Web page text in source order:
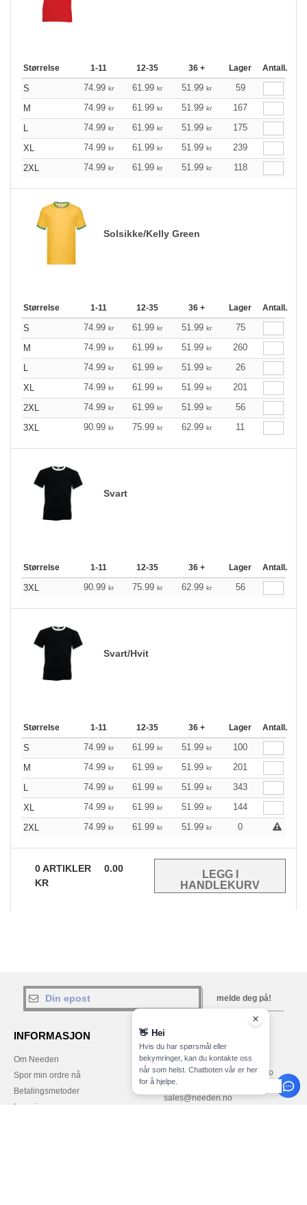
Størrelse 1-11 12-35 36 + Lager Antall.
S 74.99 kr 61.99 kr 51.99 kr
59
M
74.99 kr 61.99 kr 51.99 kr
167
L
74.99 kr 61.99 kr 51.99 kr
175
XL
74.99 kr 61.99 kr 51.99 kr
239
2XL
74.99 kr 61.99 kr 51.99 kr 118
Solsikke/Kelly Green
Størrelse 1-11 12-35 36 + Lager Antall.
S 74.99 kr 61.99 kr 51.99 kr
75
M
74.99 kr 61.99 kr 51.99 kr
260
L
74.99 kr 61.99 kr 51.99 kr
26
XL
74.99 kr 61.99 kr 51.99 kr
201
2XL
74.99 kr 61.99 kr 51.99 kr
56
3XL
90.99 kr 75.99 kr 62.99 kr 11
Svart
Størrelse 1-11 12-35 36 + Lager Antall.
3XL 90.99 kr 75.99 kr 62.99 kr 56
Svart/Hvit
Størrelse 1-11 12-35 36 + Lager Antall.
S 74.99 kr 61.99 kr 51.99 kr
100
M
74.99 kr 61.99 kr 51.99 kr
201
L
74.99 kr 61.99 kr 51.99 kr
343
XL
74.99 kr 61.99 kr 51.99 kr
144
2XL
74.99 kr 61.99 kr 51.99 kr 0
0ARTIKLER
0.00
KR
melde deg på!
INFORMASJON
Om Needen
Spor min ordre nå
Betalingsmetoder
Levering
KONTAKT OSS
Kundeservice
customerservice@needen.no
Salg
sales@needen.no